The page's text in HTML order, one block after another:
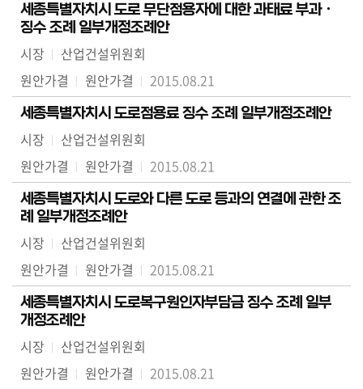
세종특별자치시 도로 무단점용자에 대한 과태료 부과ㆍ
징수 조례 일부개정조례안
시장
산업건설위원회
원안가결
원안가결 2015.08.21
세종특별자치시 도로점용료 징수 조례 일부개정조례안
시장
산업건설위원회
원안가결
원안가결 2015.08.21
세종특별자치시 도로와 다른 도로 등과의 연결에 관한 조
례 일부개정조례안
시장
산업건설위원회
원안가결
원안가결 2015.08.21
세종특별자치시 도로복구원인자부담금 징수 조례 일부
개정조례안
시장
산업건설위원회
원안가결
원안가결 2015.08.21